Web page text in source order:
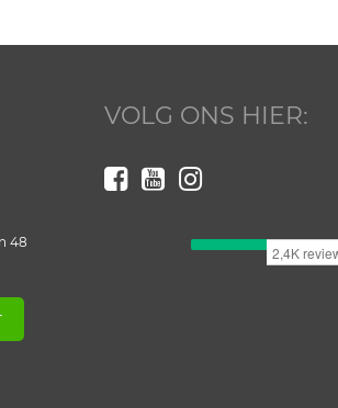
48
VOLG ONS HIER: